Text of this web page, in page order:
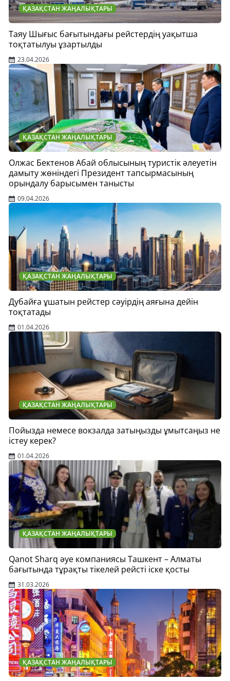
ҚАЗАҚСТАН ЖАҢАЛЫҚТАРЫ
Таяу Шығыс бағытындағы рейстердің уақытша
тоқтатылуы ұзартылды
23.04.2026
ҚАЗАҚСТАН ЖАҢАЛЫҚТАРЫ
Олжас Бектенов Абай облысының туристік әлеуетін
дамыту жөніндегі Президент тапсырмасының
орындалу барысымен танысты
09.04.2026
ҚАЗАҚСТАН ЖАҢАЛЫҚТАРЫ
Дубайға ұшатын рейстер сәуірдің аяғына дейін
тоқтатады
01.04.2026
ҚАЗАҚСТАН ЖАҢАЛЫҚТАРЫ
Пойызда немесе вокзалда затыңызды ұмытсаңыз не
істеу керек?
01.04.2026
ҚАЗАҚСТАН ЖАҢАЛЫҚТАРЫ
Qanot Sharq әуе компаниясы Ташкент – Алматы
бағытында тұрақты тікелей рейсті іске қосты
31.03.2026
ҚАЗАҚСТАН ЖАҢАЛЫҚТАРЫ